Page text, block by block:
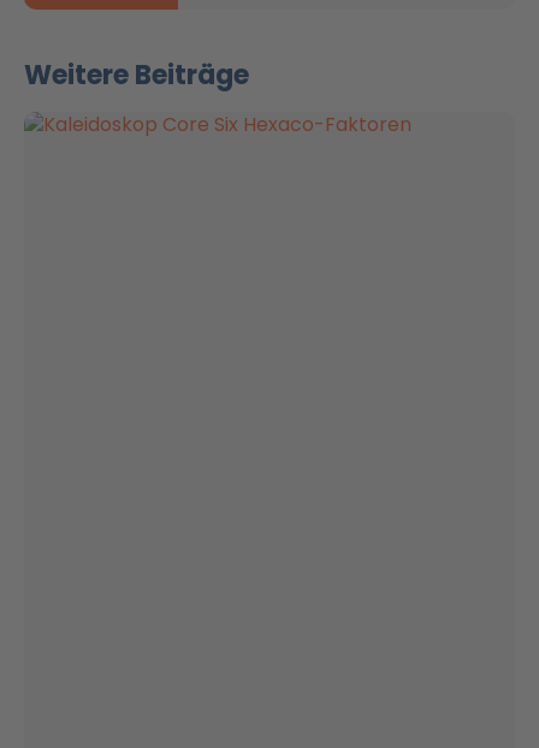
Weitere Beiträge